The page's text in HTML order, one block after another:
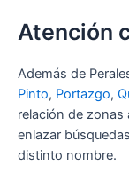
Atención
Además de
Pinto, Portazgo,
relación de zonas
enlazar
distinto nombre.